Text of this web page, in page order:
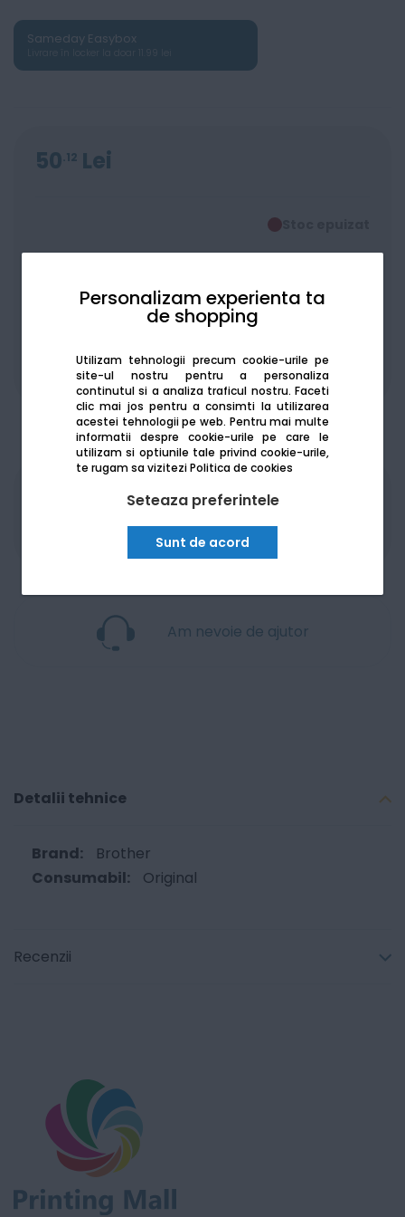
Personalizam experienta ta
de shopping
Utilizam tehnologii precum cookie-urile pe
site-ul nostru pentru a personaliza
continutul si a analiza traficul nostru. Faceti
clic mai jos pentru a consimti la utilizarea
acestei tehnologii pe web. Pentru mai multe
informatii despre cookie-urile pe care le
utilizam si optiunile tale privind cookie-urile,
te rugam sa viziteziPolitica de cookies
Seteaza preferintele
Sunt de acord
Sameday Easybox
50 12 Lei
Alertă stoc
Adaugă la favorite Compară
Produsele sunt disponibile pe platforma de
Am nevoie de ajutor
Detalii tehnice
Brother
Original
Recenzii